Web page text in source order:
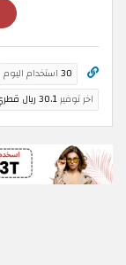
30 استخدام اليوم
اخر توفير30.1 ريال قطري